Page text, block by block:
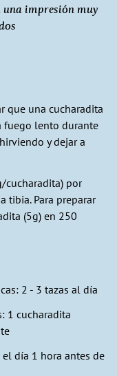
una impresión muy
que una cucharadita
fuego lento durante
y dejar a
cucharadita) por
tibia. Para preparar
(5g) en 250
2 - 3 tazas al día
1 cucharadita
día 1 hora antes de